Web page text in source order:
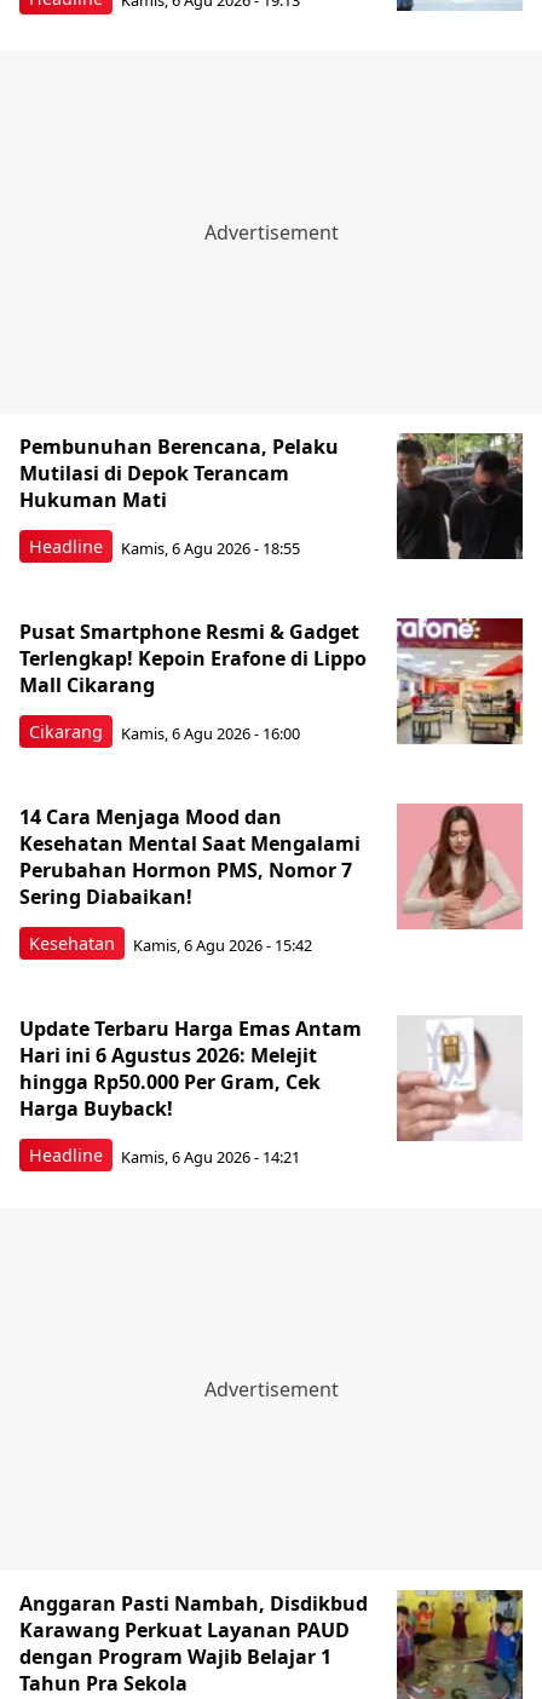
Headline
Pembunuhan Berencana, Pelaku
Mutilasi di Depok Terancam
Hukuman Mati
Kamis, 6 Agu 2026 - 18:55
Cikarang
Pusat Smartphone Resmi & Gadget
Terlengkap! Kepoin Erafone di Lippo
Mall Cikarang
Kamis, 6 Agu 2026 - 16:00
Kesehatan
14 Cara Menjaga Mood dan
Kesehatan Mental Saat Mengalami
Perubahan Hormon PMS, Nomor 7
Sering Diabaikan!
Kamis, 6 Agu 2026 - 15:42
Headline
Update Terbaru Harga Emas Antam
Hari ini 6 Agustus 2026: Melejit
hingga Rp50.000 Per Gram, Cek
Harga Buyback!
Kamis, 6 Agu 2026 - 14:21
Anggaran Pasti Nambah, Disdikbud
Karawang Perkuat Layanan PAUD
dengan Program Wajib Belajar 1
Tahun Pra Sekola